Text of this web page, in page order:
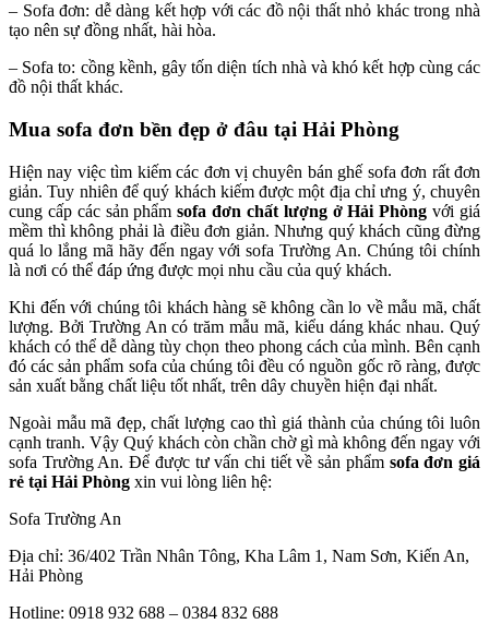
– Sofa đơn: dễ dàng kết hợp với các đồ nội thất nhỏ khác trong nhà
tạo nên sự đồng nhất, hài hòa.
– Sofa to: cồng kềnh, gây tốn diện tích nhà và khó kết hợp cùng các
đồ nội thất khác.
Mua sofa đơn bền đẹp ở đâu tại Hải Phòng
Hiện nay việc tìm kiếm các đơn vị chuyên bán ghế sofa đơn rất đơn
giản. Tuy nhiên để quý khách kiếm được một địa chỉ ưng ý, chuyên
cung cấp các sản phẩmsofa đơn chất lượng ở Hải Phòng với giá
mềm thì không phải là điều đơn giản. Nhưng quý khách cũng đừng
quá lo lắng mã hãy đến ngay với sofa Trường An. Chúng tôi chính
là nơi có thể đáp ứng được mọi nhu cầu của quý khách.
Khi đến với chúng tôi khách hàng sẽ không cần lo về mẫu mã, chất
lượng. Bởi Trường An có trăm mẫu mã, kiểu dáng khác nhau. Quý
khách có thể dễ dàng tùy chọn theo phong cách của mình. Bên cạnh
đó các sản phẩm sofa của chúng tôi đều có nguồn gốc rõ ràng, được
sản xuất bằng chất liệu tốt nhất, trên dây chuyền hiện đại nhất.
Ngoài mẫu mã đẹp, chất lượng cao thì giá thành của chúng tôi luôn
cạnh tranh. Vậy Quý khách còn chần chờ gì mà không đến ngay với
sofa Trường An. Để được tư vấn chi tiết về sản phẩm sofa đơn giá
rẻ tại Hải Phòng xin vui lòng liên hệ:
Sofa Trường An
Địa chỉ: 36/402 Trần Nhân Tông, Kha Lâm 1, Nam Sơn, Kiến An,
Hải Phòng
Hotline: 0918 932 688 – 0384 832 688